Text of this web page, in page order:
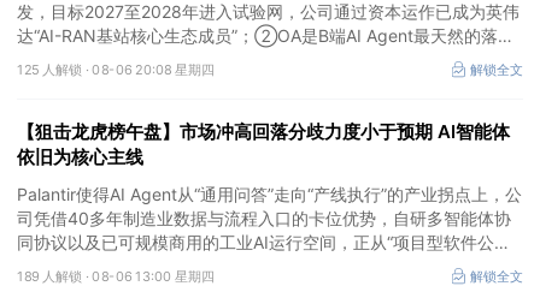
发，目标2027至2028年进入试验网，公司通过资本运作已成为英伟
达“AI-RAN基站核心生态成员”；②OA是B端AI Agent最天然的落地
入口，公司凭借数万家企业客户积累的场景厚度正从协同管理软件龙
头进化为企业智能体经济的核心枢纽；③市场重组、股权转让暗线
125 人解锁 ·08-06 20:08 星期四 解锁全文
【狙击龙虎榜午盘】市场冲高回落分歧力度小于预期 AI智能体
依旧为核心主线
Palantir使得AI Agent从“通用问答”走向“产线执行”的产业拐点上，公
司凭借40多年制造业数据与流程入口的卡位优势，自研多智能体协
同协议以及已可规模商用的工业AI运行空间，正从“项目型软件公
司”向“AI原生平台生态型公司”跃迁。
189 人解锁 ·08-06 13:00 星期四 解锁全文